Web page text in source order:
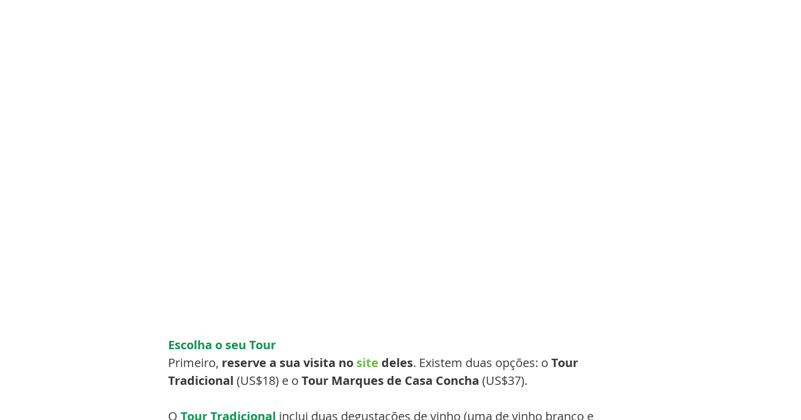
Escolha o seu Tour
Primeiro, reserve a sua visita no site deles. Existem duas opções: o Tour
Tradicional (US$18) e o Tour Marques de Casa Concha (US$37).
O Tour Tradicional inclui duas degustações de vinho (uma de vinho branco e